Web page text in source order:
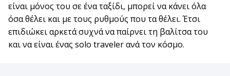
είναι μόνος του σε ένα ταξίδι, μπορεί να κάνει όλα
όσα θέλει και με τους ρυθμούς που τα θέλει. Έτσι
επιδιώκει αρκετά συχνά να παίρνει τη βαλίτσα του
και να είναι ένας solo traveler ανά τον κόσμο.